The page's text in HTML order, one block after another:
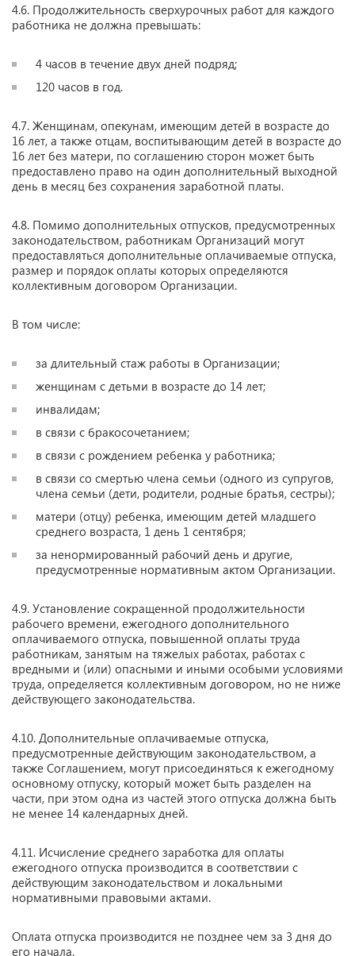
4.6. Продолжительность сверхурочных работ для каждого
работника не должна превышать:
4 часов в течение двух дней подряд;
120 часов в год.
4.7. Женщинам, опекунам, имеющим детей в возрасте до
16 лет, а также отцам, воспитывающим детей в возрасте до
16 лет без матери, по соглашению сторон может быть
предоставлено право на один дополнительный выходной
день в месяц без сохранения заработной платы.
4.8. Помимо дополнительных отпусков, предусмотренных
законодательством, работникам Организаций могут
предоставляться дополнительные оплачиваемые отпуска,
размер и порядок оплаты которых определяются
коллективным договором Организации.
В том числе:
за длительный стаж работы в Организации;
женщинам с детьми в возрасте до 14 лет;
инвалидам;
в связи с бракосочетанием;
в связи с рождением ребенка у работника;
в связи со смертью члена семьи (одного из супругов,
члена семьи (дети, родители, родные братья, сестры);
матери (отцу) ребенка, имеющим детей младшего
среднего возраста, 1 день 1 сентября;
за ненормированный рабочий день и другие,
предусмотренные нормативным актом Организации.
4.9. Установление сокращенной продолжительности
рабочего времени, ежегодного дополнительного
оплачиваемого отпуска, повышенной оплаты труда
работникам, занятым на тяжелых работах, работах с
вредными и (или) опасными и иными особыми условиями
труда, определяется коллективным договором, но не ниже
действующего законодательства.
4.10. Дополнительные оплачиваемые отпуска,
предусмотренные действующим законодательством, а
также Соглашением, могут присоединяться к ежегодному
основному отпуску, который может быть разделен на
части, при этом одна из частей этого отпуска должна быть
не менее 14 календарных дней.
4.11. Исчисление среднего заработка для оплаты
ежегодного отпуска производится в соответствии с
действующим законодательством и локальными
нормативными правовыми актами.
Оплата отпуска производится не позднее чем за 3 дня до
его начала.